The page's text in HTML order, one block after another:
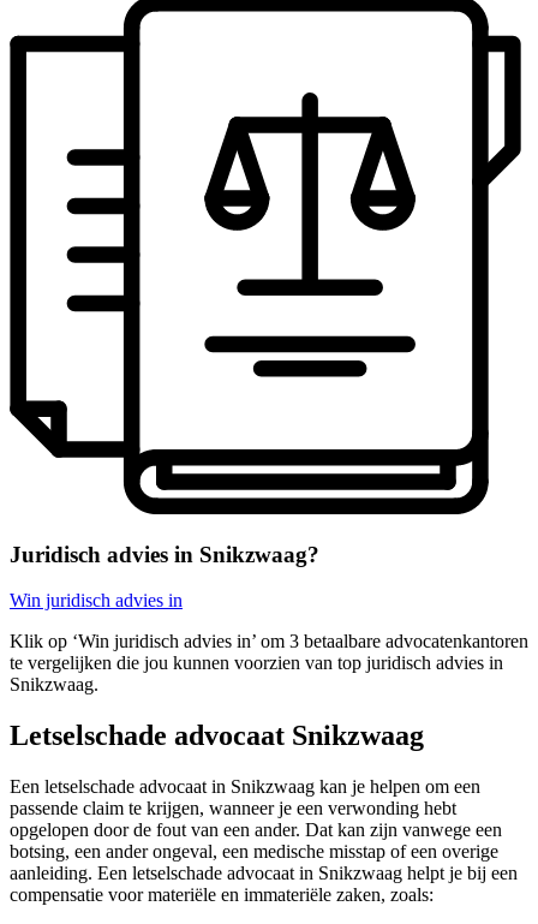
Juridisch advies in Snikzwaag?
Win juridisch advies in
Klik op ‘Win juridisch advies in’ om 3 betaalbare advocatenkantoren
te vergelijken die jou kunnen voorzien van top juridisch advies in
Snikzwaag.
Letselschade advocaat Snikzwaag
Een letselschade advocaat in Snikzwaag kan je helpen om een
passende claim te krijgen, wanneer je een verwonding hebt
opgelopen door de fout van een ander. Dat kan zijn vanwege een
botsing, een ander ongeval, een medische misstap of een overige
aanleiding. Een letselschade advocaat in Snikzwaag helpt je bij een
compensatie voor materiële en immateriële zaken, zoals: